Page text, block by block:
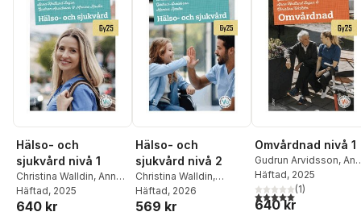
Hälso- och
sjukvård nivå 1
Christina Walldin, Anna
Hedlund Leijon
Arvidsson
Häftad, 2025
640 kr
Hälso- och
sjukvård nivå 2
Christina Walldin,
Gudrun Arvidsson
Monica Rautio
Häftad, 2026
569 kr
Omvårdnad nivå 1
Gudrun Arvidsson,
Hedlund Leijon
Christina Walldin
Häftad, 2025
5,0utav 5 stjärnor.
(1)
640 kr